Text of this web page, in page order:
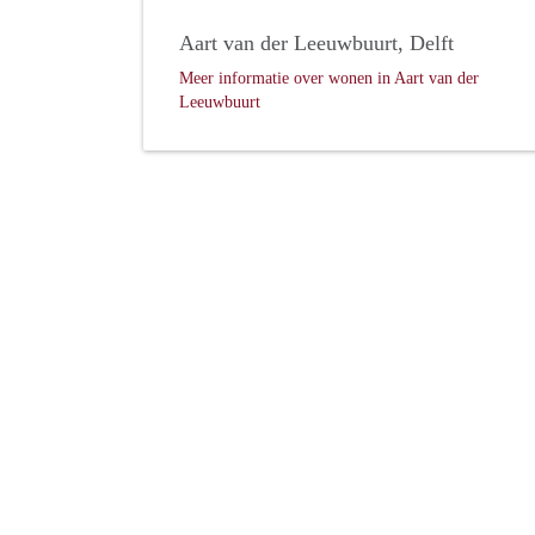
Aart van der Leeuwbuurt, Delft
Meer informatie over wonen in Aart van der
Leeuwbuurt